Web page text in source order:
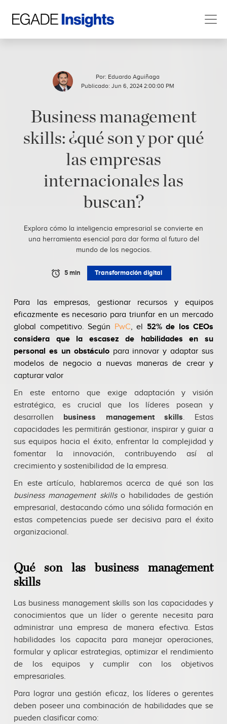
Por: Eduardo Aguiñaga
Publicado: Jun 6, 2024 2:00:00 PM
Business management
skills: ¿qué son y por qué
las empresas
internacionales las
buscan?
Explora cómo la inteligencia empresarial se convierte en
una herramienta esencial para dar forma al futuro del
mundo de los negocios.
5 min Transformación digital
Para las empresas, gestionar recursos y equipos
eficazmente es necesario para triunfar en un mercado
global competitivo. Según PwC, el 52% de los CEOs
considera que la escasez de habilidades en su
personal es un obstáculo para innovar y adaptar sus
modelos de negocio a nuevas maneras de crear y
capturar valor
En este entorno que exige adaptación y visión
estratégica, es crucial que los líderes posean y
desarrollen business management skills. Estas
capacidades les permitirán gestionar, inspirar y guiar a
sus equipos hacia el éxito, enfrentar la complejidad y
fomentar la innovación, contribuyendo así al
crecimiento y sostenibilidad de la empresa.
En este artículo, hablaremos acerca de qué son las
business management skillso habilidades de gestión
empresarial, destacando cómo una sólida formación en
estas competencias puede ser decisiva para el éxito
organizacional.
Qué son las business management
skills
Las business management skills son las capacidades y
conocimientos que un líder o gerente necesita para
administrar una empresa de manera efectiva. Estas
habilidades los capacita para manejar operaciones,
formular y aplicar estrategias, optimizar el rendimiento
de los equipos y cumplir con los objetivos
empresariales.
Para lograr una gestión eficaz, los líderes o gerentes
deben poseer una combinación de habilidades que se
pueden clasificar como: